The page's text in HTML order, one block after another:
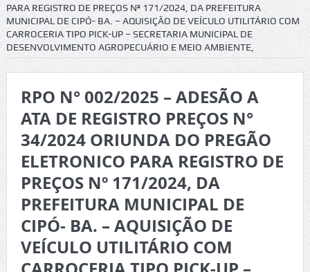
PARA REGISTRO DE PREÇOS Nº 171/2024, DA PREFEITURA
MUNICIPAL DE CIPÓ- BA. – AQUISIÇÃO DE VEÍCULO UTILITÁRIO COM
CARROCERIA TIPO PICK-UP – SECRETARIA MUNICIPAL DE
DESENVOLVIMENTO AGROPECUÁRIO E MEIO AMBIENTE,
RPO N° 002/2025 – ADESÃO A
ATA DE REGISTRO PREÇOS N°
34/2024 ORIUNDA DO PREGÃO
ELETRONICO PARA REGISTRO DE
PREÇOS Nº 171/2024, DA
PREFEITURA MUNICIPAL DE
CIPÓ- BA. – AQUISIÇÃO DE
VEÍCULO UTILITÁRIO COM